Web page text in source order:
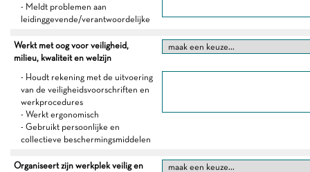
- Meldt problemen aan
leidinggevende/verantwoordelijke
Werkt met oog voor veiligheid,
milieu, kwaliteit en welzijn
- Houdt rekening met de uitvoering
van de veiligheidsvoorschriften en
werkprocedures
- Werkt ergonomisch
- Gebruikt persoonlijke en
collectieve beschermingsmiddelen
Organiseert zijn werkplek veilig en